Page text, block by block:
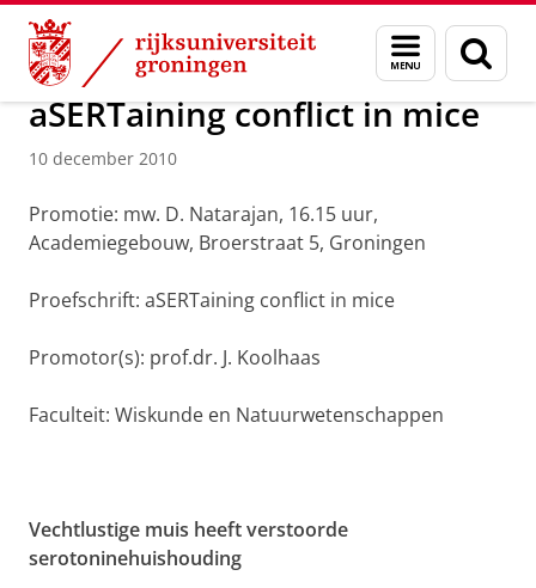
Skip
Content
Skip
Navigation
Menu
en
zoeken
Over ons Actueel Nieuws Nieuwsberichten
aSERTaining conflict in mice
10 december 2010
Promotie: mw. D. Natarajan, 16.15 uur,
Academiegebouw, Broerstraat 5, Groningen
Proefschrift: aSERTaining conflict in mice
Promotor(s): prof.dr. J. Koolhaas
Faculteit: Wiskunde en Natuurwetenschappen
Vechtlustige muis heeft verstoorde
serotoninehuishouding